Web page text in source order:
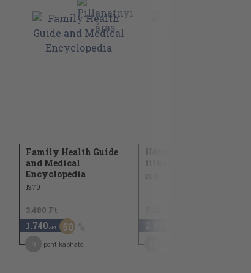
Family Health Guide
and Medical
Encyclopedia
1970
3.480 Ft
1.740 ,-Ft 50
pont kapható
Hétpecsétes orvosi
titkok
2013